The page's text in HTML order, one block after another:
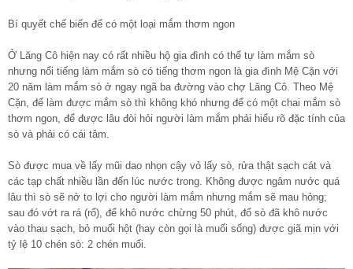
Bí quyết chế biến để có một loại mắm thơm ngon
Ở Lăng Cô hiện nay có rất nhiều hộ gia đình có thể tự làm mắm sò
nhưng nổi tiếng làm mắm sò có tiếng thơm ngon là gia đình Mệ Cặn với
20 năm làm mắm sò ở ngay ngã ba đường vào chợ Lăng Cô. Theo Mệ
Cặn, để làm được mắm sò thì không khó nhưng để có một chai mắm sò
thơm ngon, để được lâu đòi hỏi người làm mắm phải hiểu rõ đặc tính của
sò và phải có cái tâm.
Sò được mua về lấy mũi dao nhọn cậy vỏ lấy sò, rửa thật sạch cát và
các tạp chất nhiều lần đến lúc nước trong. Không được ngâm nước quá
lâu thì sò sẽ nở to lợi cho người làm mắm nhưng mắm sẽ mau hỏng;
sau đó vớt ra rá (rổ), để khô nước chừng 50 phút, đổ sò đã khô nước
vào thau sạch, bỏ muối hột (hay còn gọi là muối sống) được giã mịn với
tỷ lệ 10 chén sò: 2 chén muối.